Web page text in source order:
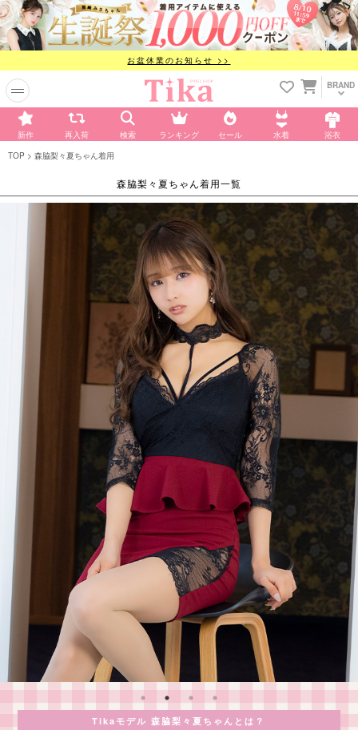
お盆休業のお知らせ >>
BRAND
新作 再入荷 検索 ランキング セール 水着 浴衣
TOP 森脇梨々夏ちゃん着用
森脇梨々夏ちゃん着用一覧
Tikaモデル 森脇梨々夏ちゃんとは？